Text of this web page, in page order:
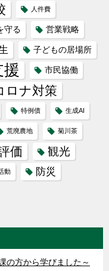
人件費
守る 営業戦略
子どもの居場所
市民協働
ロナ対策
特例債 生成AI
荒廃農地 菊川茶
価 観光
動 防災
の方から学びました～